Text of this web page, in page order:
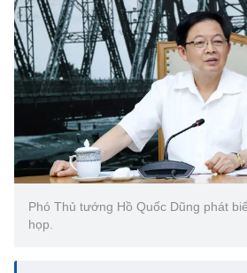
Phó Thủ tướng Hồ Quốc Dũng phát
họp.